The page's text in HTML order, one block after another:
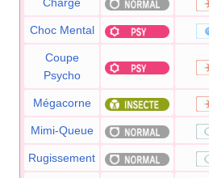
Charge
Choc Mental
Coupe
Psycho
Mégacorne
Mimi-Queue
Rugissement